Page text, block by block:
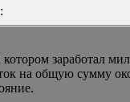
заработал
на общую сумму